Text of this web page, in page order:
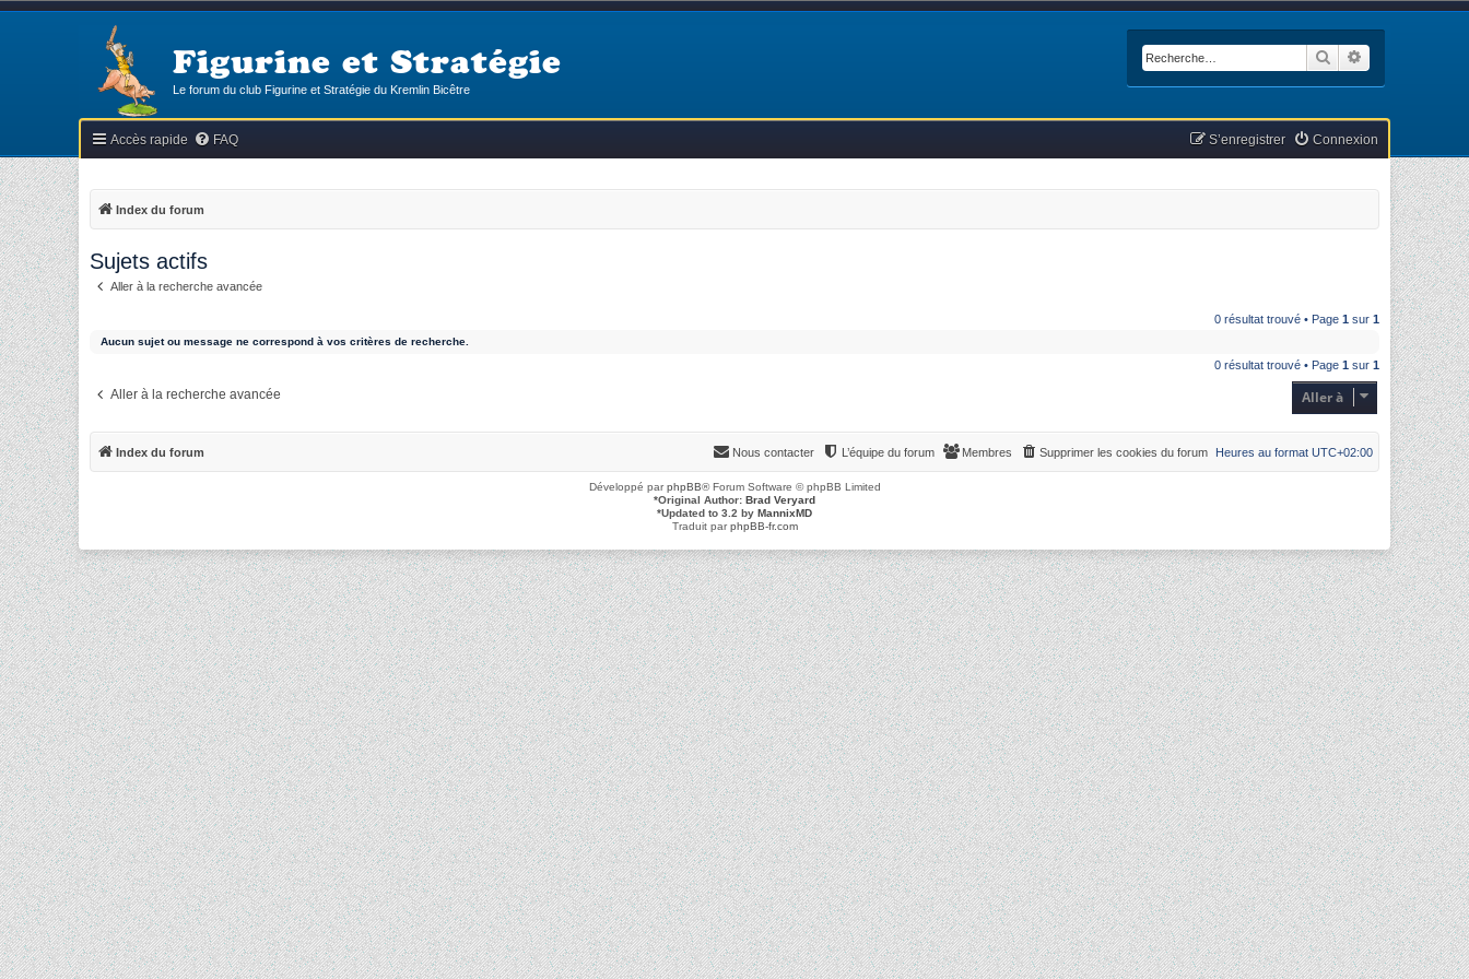
Figurine et Stratégie
Le forum du club Figurine et Stratégie du Kremlin Bicêtre
Rechercher
Accès rapide FAQ Connexion
S’enregistrer
Index du forum
Sujets actifs
Aller à la recherche avancée
0 résultat trouvé • Page 1 sur 1
Aucun sujet ou message ne correspond à vos critères de recherche.
0 résultat trouvé • Page 1 sur 1
Aller à la recherche avancée Aller à
Index du forum Heures au format UTC+02:00
Supprimer les cookies du forum
Membres
L’équipe du forum
Nous contacter
Développé parphpBB® Forum Software © phpBB Limited
*Original Author: Brad Veryard
*Updated to 3.2 by MannixMD
Traduit parphpBB-fr.com